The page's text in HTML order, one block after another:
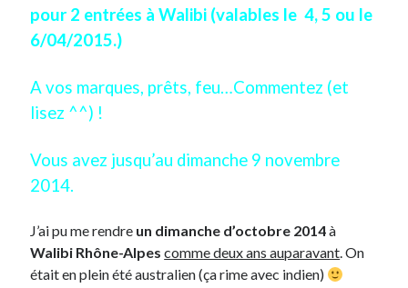
Anthonydans Comment j’ai opéré ma vélorution toute personnelle
Renaud Ducherdans
personnelle
On parle de quoi ?
Bon plan du dimanche
Coup de coeur
Engagé
Geek
Green
pour 2 entrées à Walibi (valables le 4, 5 ou le
6/04/2015.)
A vos marques, prêts, feu…Commentez (et
lisez ^^) !
Vous avez jusqu’au dimanche 9 novembre
2014.
J’ai pu me rendre un dimanche d’octobre 2014à
Walibi Rhône-Alpes comme deux ans auparavant. On
était en plein été australien (ça rime avec indien)